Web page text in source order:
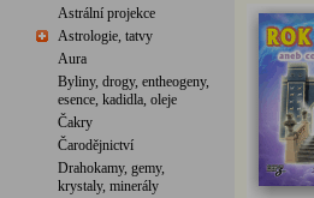
Astrální projekce
Astrologie, tatvy
Aura
Byliny, drogy, entheogeny,
esence, kadidla, oleje
Čakry
Čarodějnictví
Drahokamy, gemy,
krystaly, minerály